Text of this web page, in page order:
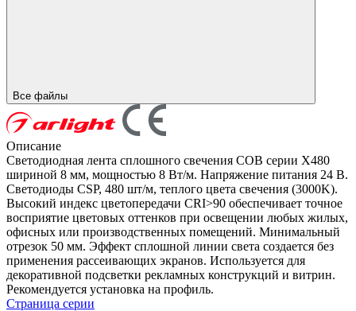
Все файлы
Описание
Светодиодная лента сплошного свечения COB серии X480
шириной 8 мм, мощностью 8 Вт/м. Напряжение питания 24 В.
Светодиоды CSP, 480 шт/м, теплого цвета свечения (3000K).
Высокий индекс цветопередачи CRI>90 обеспечивает точное
восприятие цветовых оттенков при освещении любых жилых,
офисных или производственных помещений. Минимальный
отрезок 50 мм. Эффект сплошной линии света создается без
применения рассеивающих экранов. Используется для
декоративной подсветки рекламных конструкций и витрин.
Рекомендуется установка на профиль.
Страница серии